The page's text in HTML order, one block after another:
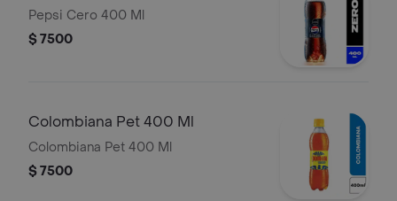
Pepsi Cero 400 Ml
$ 7500
Colombiana Pet 400 Ml
Colombiana Pet 400 Ml
$ 7500